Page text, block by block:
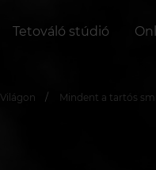
Tetováló stúdió
Mindent a tartós